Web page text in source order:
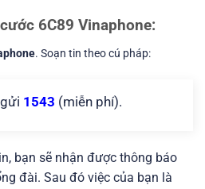
6C89 Vinaphone:
. Soạn tin theo cú pháp:
gửi 1543 (miễn phí).
bạn sẽ nhận được thông báo
đài. Sau đó việc của bạn là